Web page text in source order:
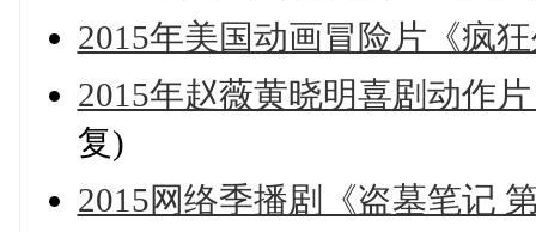
2015年美国动画冒险片《疯
2015年赵薇黄晓明喜剧动作
复)
2015网络季播剧《盗墓笔记